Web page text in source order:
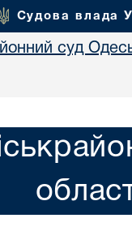
Судова влада
суд